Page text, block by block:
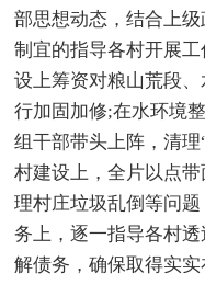
部思想动态，结合上
制宜的指导各村开展
设上筹资对粮山荒段
行加固加修;在水环境
组干部带头上阵，清
村建设上，全片以点
理村庄垃圾乱倒等问
务上，逐一指导各村
解债务，确保取得实实